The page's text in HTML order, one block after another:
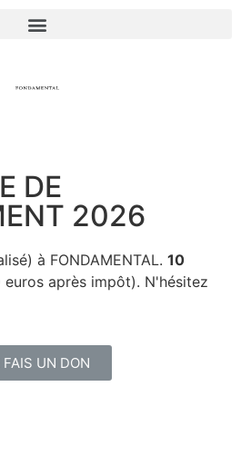
DE
2026
à FONDAMENTAL. 10
euros après impôt). N'hésitez
FAIS UN DON